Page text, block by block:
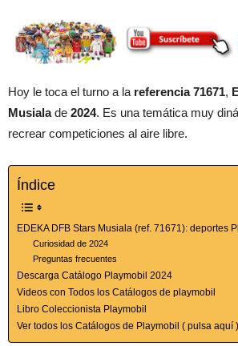
Hoy le toca el turno a la referencia 71671,
Musialade 2024. Es una temática muy
recrear competiciones al aire libre.
Índice
EDEKA DFB Stars Musiala (ref. 71671): deportes
Curiosidad de 2024
Preguntas frecuentes
Descarga Catálogo Playmobil 2024
Videos con Todos los Catálogos de playmobil
Libro Coleccionista Playmobil
Ver todos los Catálogos de Playmobil ( pulsa aquí )